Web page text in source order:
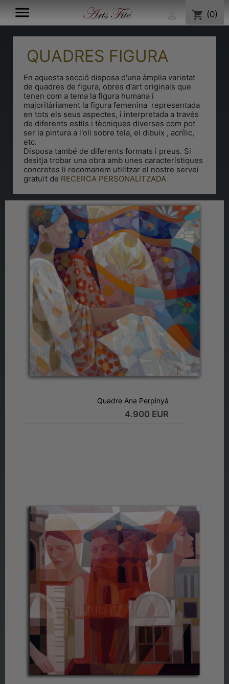
 shopping_cart (0)
QUADRES FIGURA
En aquesta secció disposa d'una àmplia varietat
de quadres de figura, obres d'art originals que
tenen com a tema la figura humana i
majoritàriament la figura femenina representada
en tots els seus aspectes, i interpretada a través
de diferents estils i tècniques diverses com pot
ser la pintura a l'oli sobre tela, el dibuix , acrílic,
etc.
Disposa també de diferents formats i preus. Si
desitja trobar una obra amb unes característiques
concretes li recomanem utilitzar el nostre servei
gratuït de RECERCA PERSONALITZADA
Quadre Ana Perpinyà
4.900 EUR